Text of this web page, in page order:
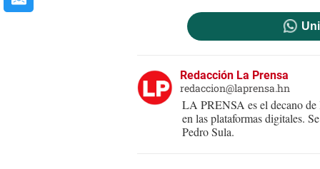
Redacción La Prensa
redaccion@laprensa.hn
LA PRENSA es el decano de
en las plataformas digitales.
Pedro Sula.